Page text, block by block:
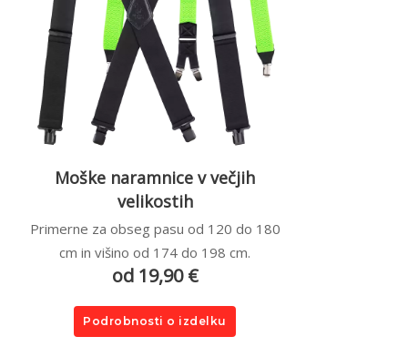
Moške naramnice v večjih
velikostih
Primerne za obseg pasu od 120 do 180
cm in višino od 174 do 198 cm.
od 19,90 €
Podrobnosti o izdelku